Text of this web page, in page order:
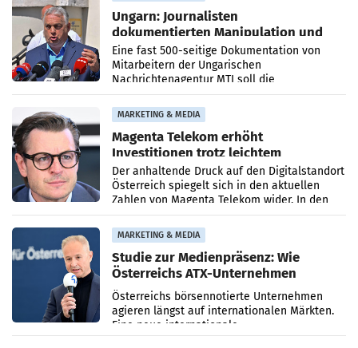
Ungarn: Journalisten
dokumentierten Manipulation und
Zensur
Eine fast 500-seitige Dokumentation von
Mitarbeitern der Ungarischen
Nachrichtenagentur MTI soll die
systematische Nachrichten-Manipulation und
Zensur bei der Agentur während der Zeit
MARKETING & MEDIA
Magenta Telekom erhöht
Investitionen trotz leichtem
Umsatzrückgang
Der anhaltende Druck auf den Digitalstandort
Österreich spiegelt sich in den aktuellen
Zahlen von Magenta Telekom wider. In den
ersten sechs Monaten des laufenden Jahres
verzeichnete
MARKETING & MEDIA
Studie zur Medienpräsenz: Wie
Österreichs ATX-Unternehmen
international wahrgenommen
werden
Österreichs börsennotierte Unternehmen
agieren längst auf internationalen Märkten.
Eine neue internationale
Medienresonanzanalyse untersucht die